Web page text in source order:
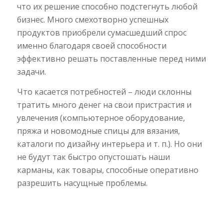
что их решение способно подстегнуть любой
бизнес. Много смехотворно успешных
продуктов приобрели сумасшедший спрос
именно благодаря своей способности
эффективно решать поставленные перед ними
задачи.
Что касается потребностей – люди склонны
тратить много денег на свои пристрастия и
увлечения (компьютерное оборудование,
пряжа и новомодные спицы для вязания,
каталоги по дизайну интерьера и т. п.). Но они
не будут так быстро опустошать наши
карманы, как товары, способные оперативно
разрешить насущные проблемы.